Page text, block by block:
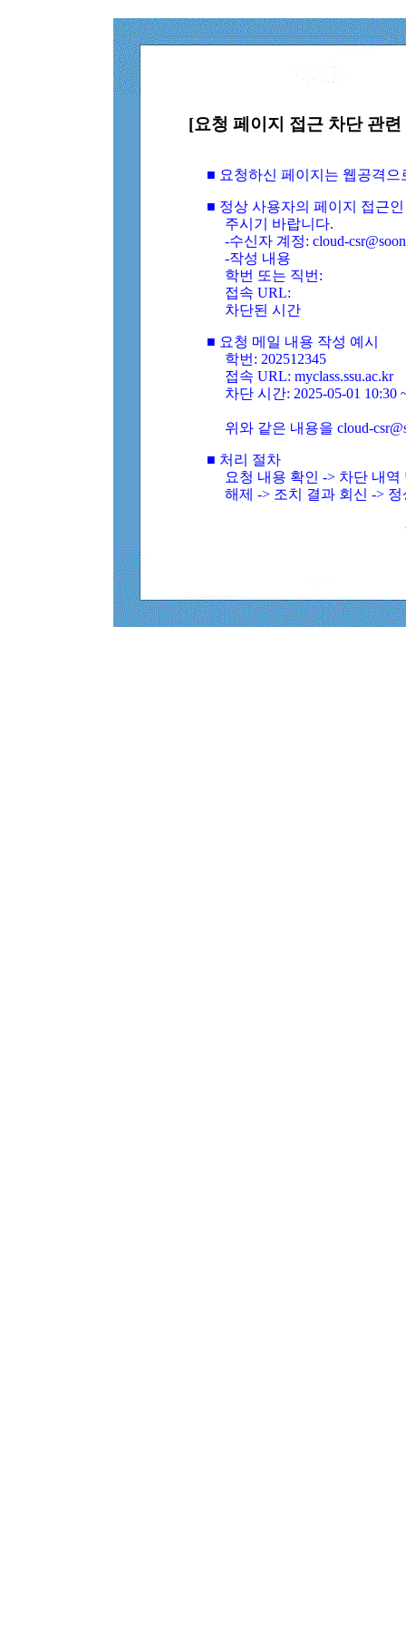
[요청 페이지 접근 차단 관
■ 요청하신 페이지는 웹공격
■ 정상 사용자의 페이지 접근
주시기 바랍니다.
-수신자 계정: cloud-
-작성 내용
학번 또는 직번:
접속 URL:
차단된 시간
■ 요청 메일 내용 작성 예시
학번: 202512345
접속 URL: myclass.ssu.ac.kr
차단 시간: 2025-05-01 10:30
위와 같은 내용을 cloud-
■ 처리 절차
요청 내용 확인 -> 차단 내
해제 -> 조치 결과 회신 ->